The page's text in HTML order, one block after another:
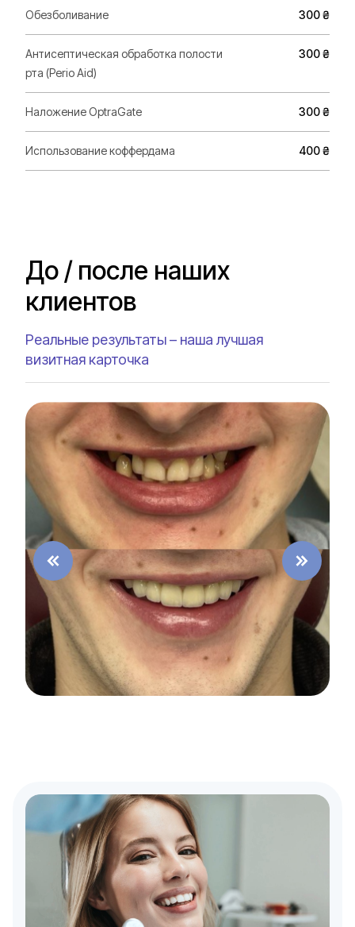
Обезболивание 300 ₴
Антисептическая обработка полости
рта (Perio Aid)
300 ₴
Наложение OptraGate 300 ₴
Использование коффердама 400 ₴
До / после наших
клиентов
Реальные результаты – наша лучшая
визитная карточка